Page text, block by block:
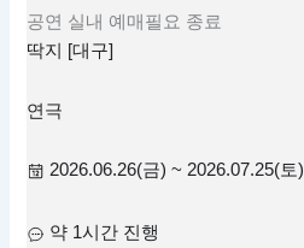
공연 실내 예매필요 종료
딱지 [대구]
연극
2026.06.26(금) ~ 2026.07.25(토)
약 1시간 진행